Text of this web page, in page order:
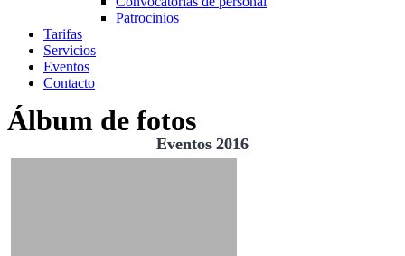
Patrocinios
Tarifas
Servicios
Eventos
Contacto
Álbum de fotos
Eventos 2016